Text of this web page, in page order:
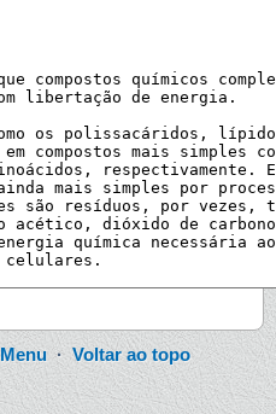
Menu ·Voltar ao topo